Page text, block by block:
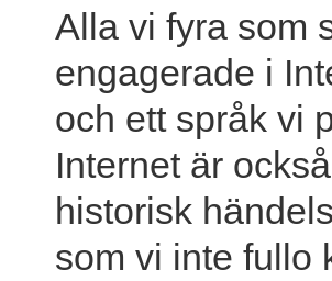
Alla vi fyra som
engagerade i
och ett språk vi
Internet är
historisk
som vi inte fullo